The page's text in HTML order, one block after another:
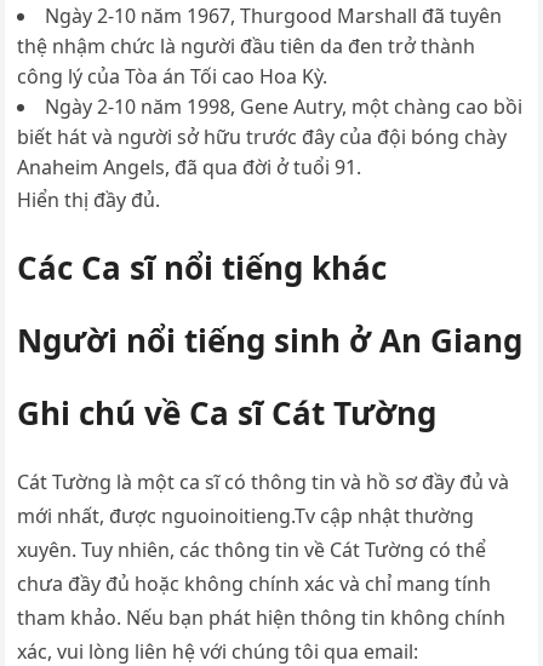
Ngày 2-10 năm 1967, Thurgood Marshall đã tuyên
thệ nhậm chức là người đầu tiên da đen trở thành
công lý của Tòa án Tối cao Hoa Kỳ.
Ngày 2-10 năm 1998, Gene Autry, một chàng cao bồi
biết hát và người sở hữu trước đây của đội bóng chày
Anaheim Angels, đã qua đời ở tuổi 91.
Hiển thị đầy đủ.
Các Ca sĩ nổi tiếng khác
Người nổi tiếng sinh ở An Giang
Ghi chú về Ca sĩ Cát Tường
Cát Tường là một ca sĩ có thông tin và hồ sơ đầy đủ và
mới nhất, được nguoinoitieng.Tv cập nhật thường
xuyên. Tuy nhiên, các thông tin về Cát Tường có thể
chưa đầy đủ hoặc không chính xác và chỉ mang tính
tham khảo. Nếu bạn phát hiện thông tin không chính
xác, vui lòng liên hệ với chúng tôi qua email: